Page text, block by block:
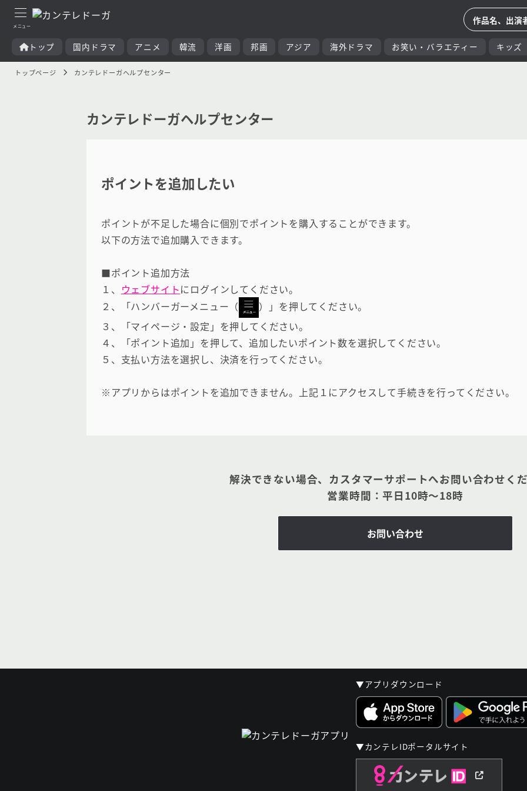
トップ 国内ドラマ アニメ 韓流 洋画 邦画 アジア 海外ドラマ お笑い・バラエティー キッズ
トップページ カンテレドーガヘルプセンター
カンテレドーガヘルプセンター
ポイントを追加したい
ポイントが不足した場合に個別でポイントを購入することができます。
以下の方法で追加購入できます。
■ポイント追加方法
１、 ウェブサイトにログインしてください。
２、「ハンバーガーメニュー（
）」を押してください。
３、「マイページ・設定」を押してください。
４、「ポイント追加」を押して、追加したいポイント数を選択してください。
５、支払い方法を選択し、決済を行ってください。
※アプリからはポイントを追加できません。上記１にアクセスして手続きを行ってください。
解決できない場合、カスタマーサポートへお問い合わせく
営業時間：平日10時～18時
お問い合わせ
▼アプリダウンロード
▼カンテレIDポータルサイト